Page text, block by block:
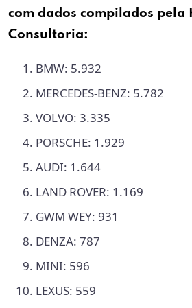
com dados compilados pela
Consultoria:
BMW: 5.932
MERCEDES-BENZ: 5.782
VOLVO: 3.335
PORSCHE: 1.929
AUDI: 1.644
LAND ROVER: 1.169
GWM WEY: 931
DENZA: 787
MINI: 596
LEXUS: 559